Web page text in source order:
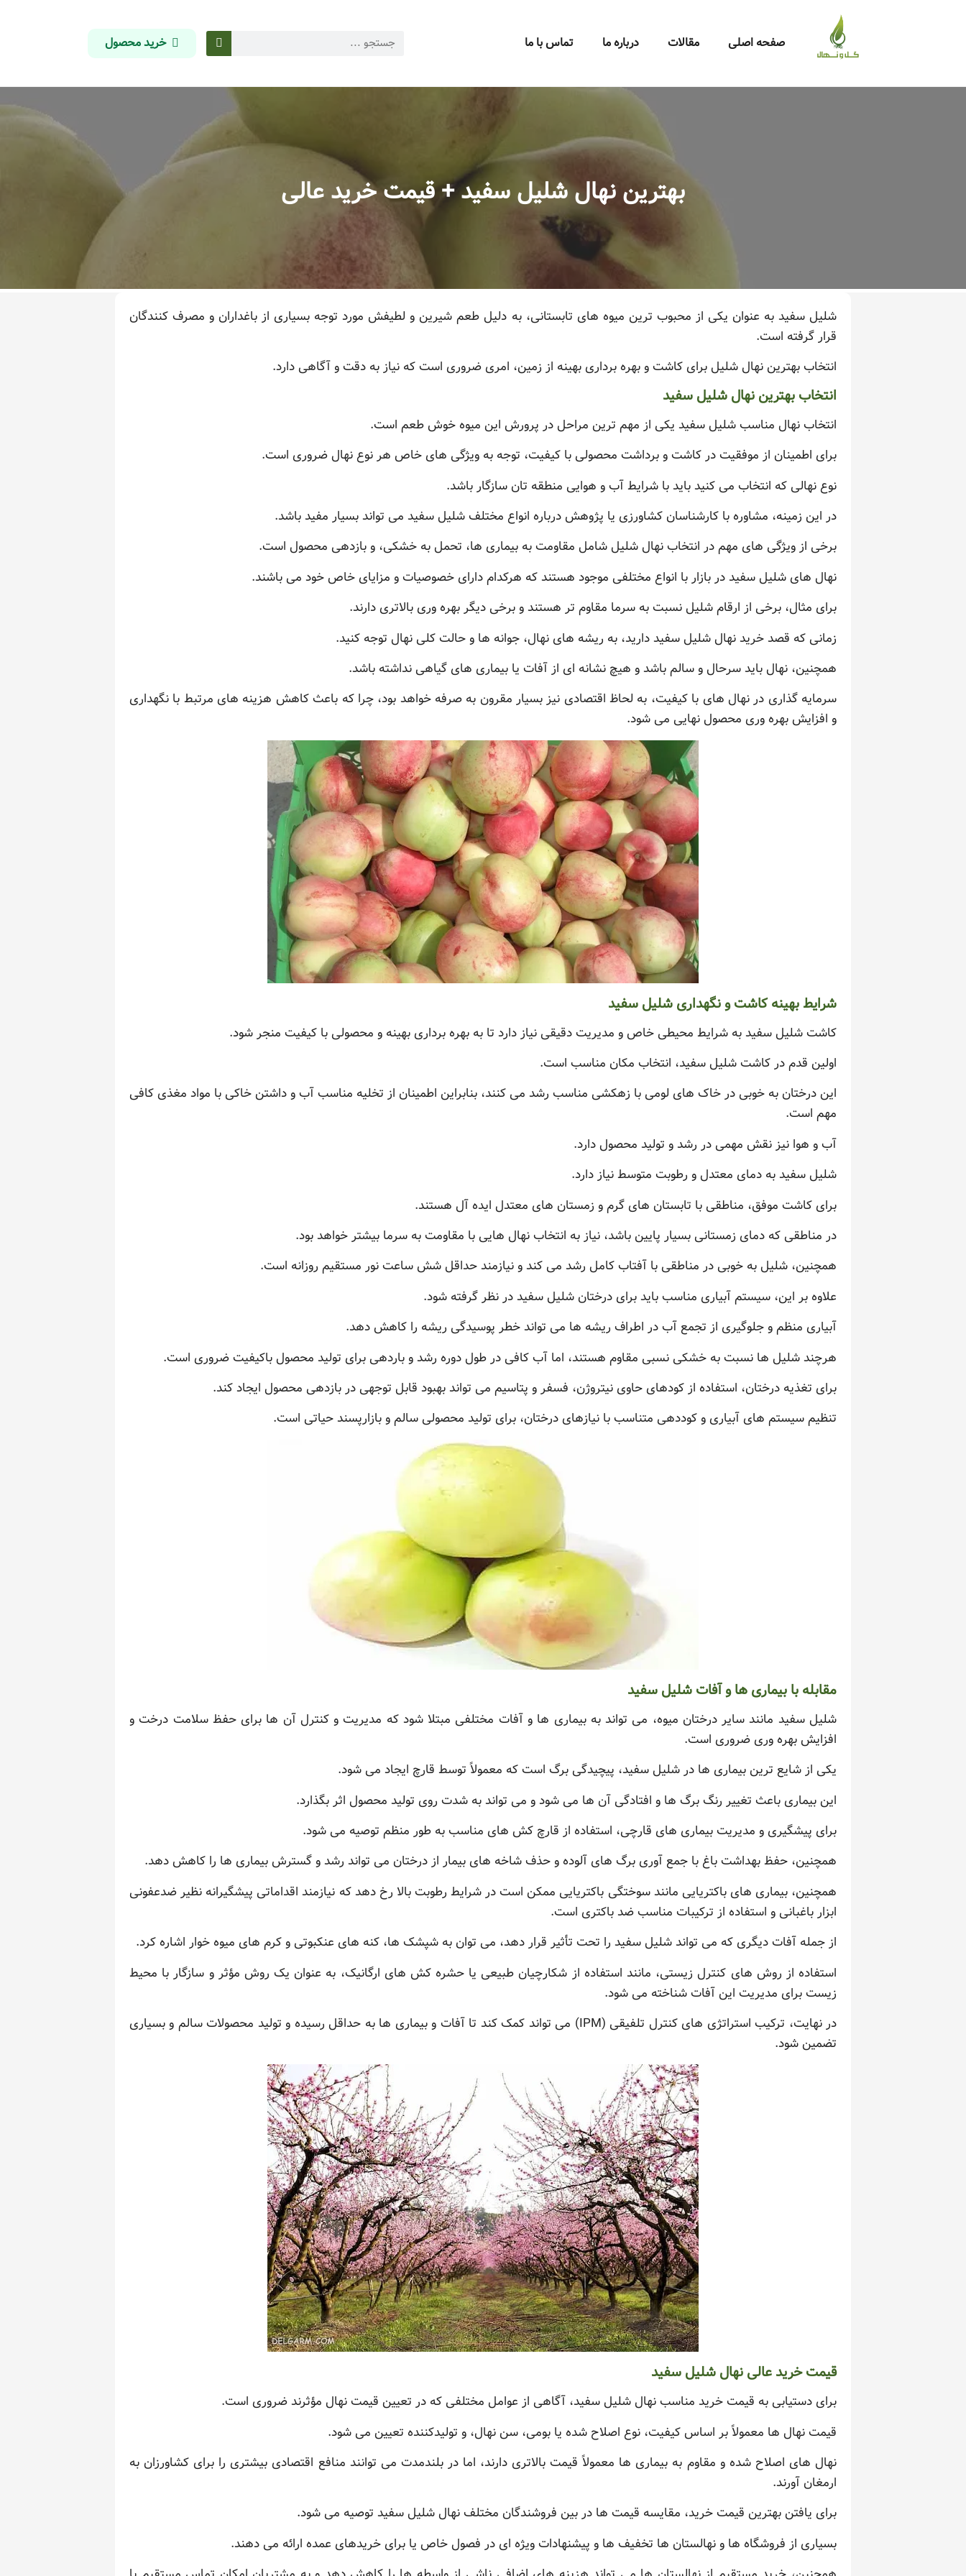
صفحه اصلی مقالات درباره ما تماس با ما خرید محصول
بهترین نهال شلیل سفید + قیمت خرید عالی
شلیل سفید به عنوان یکی از محبوب ترین میوه های تابستانی، به دلیل طعم شیرین و لطیفش مورد توجه بسیاری از باغداران و مصرف کنندگان
قرار گرفته است.
انتخاب بهترین نهال شلیل برای کاشت و بهره برداری بهینه از زمین، امری ضروری است که نیاز به دقت و آگاهی دارد.
انتخاب بهترین نهال شلیل سفید
انتخاب نهال مناسب شلیل سفید یکی از مهم ترین مراحل در پرورش این میوه خوش طعم است.
برای اطمینان از موفقیت در کاشت و برداشت محصولی با کیفیت، توجه به ویژگی های خاص هر نوع نهال ضروری است.
نوع نهالی که انتخاب می کنید باید با شرایط آب و هوایی منطقه تان سازگار باشد.
در این زمینه، مشاوره با کارشناسان کشاورزی یا پژوهش درباره انواع مختلف شلیل سفید می تواند بسیار مفید باشد.
برخی از ویژگی های مهم در انتخاب نهال شلیل شامل مقاومت به بیماری ها، تحمل به خشکی، و بازدهی محصول است.
نهال های شلیل سفید در بازار با انواع مختلفی موجود هستند که هرکدام دارای خصوصیات و مزایای خاص خود می باشند.
برای مثال، برخی از ارقام شلیل نسبت به سرما مقاوم تر هستند و برخی دیگر بهره وری بالاتری دارند.
زمانی که قصد خرید نهال شلیل سفید دارید، به ریشه های نهال، جوانه ها و حالت کلی نهال توجه کنید.
همچنین، نهال باید سرحال و سالم باشد و هیچ نشانه ای از آفات یا بیماری های گیاهی نداشته باشد.
سرمایه گذاری در نهال های با کیفیت، به لحاظ اقتصادی نیز بسیار مقرون به صرفه خواهد بود، چرا که باعث کاهش هزینه های مرتبط با نگهداری
و افزایش بهره وری محصول نهایی می شود.
شرایط بهینه کاشت و نگهداری شلیل سفید
کاشت شلیل سفید به شرایط محیطی خاص و مدیریت دقیقی نیاز دارد تا به بهره برداری بهینه و محصولی با کیفیت منجر شود.
اولین قدم در کاشت شلیل سفید، انتخاب مکان مناسب است.
این درختان به خوبی در خاک های لومی با زهکشی مناسب رشد می کنند، بنابراین اطمینان از تخلیه مناسب آب و داشتن خاکی با مواد مغذی کافی
مهم است.
آب و هوا نیز نقش مهمی در رشد و تولید محصول دارد.
شلیل سفید به دمای معتدل و رطوبت متوسط نیاز دارد.
برای کاشت موفق، مناطقی با تابستان های گرم و زمستان های معتدل ایده آل هستند.
در مناطقی که دمای زمستانی بسیار پایین باشد، نیاز به انتخاب نهال هایی با مقاومت به سرما بیشتر خواهد بود.
همچنین، شلیل به خوبی در مناطقی با آفتاب کامل رشد می کند و نیازمند حداقل شش ساعت نور مستقیم روزانه است.
علاوه بر این، سیستم آبیاری مناسب باید برای درختان شلیل سفید در نظر گرفته شود.
آبیاری منظم و جلوگیری از تجمع آب در اطراف ریشه ها می تواند خطر پوسیدگی ریشه را کاهش دهد.
هرچند شلیل ها نسبت به خشکی نسبی مقاوم هستند، اما آب کافی در طول دوره رشد و باردهی برای تولید محصول باکیفیت ضروری است.
برای تغذیه درختان، استفاده از کودهای حاوی نیتروژن، فسفر و پتاسیم می تواند بهبود قابل توجهی در بازدهی محصول ایجاد کند.
تنظیم سیستم های آبیاری و کوددهی متناسب با نیازهای درختان، برای تولید محصولی سالم و بازارپسند حیاتی است.
مقابله با بیماری ها و آفات شلیل سفید
شلیل سفید مانند سایر درختان میوه، می تواند به بیماری ها و آفات مختلفی مبتلا شود که مدیریت و کنترل آن ها برای حفظ سلامت درخت و
افزایش بهره وری ضروری است.
یکی از شایع ترین بیماری ها در شلیل سفید، پیچیدگی برگ است که معمولاً توسط قارچ ایجاد می شود.
این بیماری باعث تغییر رنگ برگ ها و افتادگی آن ها می شود و می تواند به شدت روی تولید محصول اثر بگذارد.
برای پیشگیری و مدیریت بیماری های قارچی، استفاده از قارچ کش های مناسب به طور منظم توصیه می شود.
همچنین، حفظ بهداشت باغ با جمع آوری برگ های آلوده و حذف شاخه های بیمار از درختان می تواند رشد و گسترش بیماری ها را کاهش دهد.
همچنین، بیماری های باکتریایی مانند سوختگی باکتریایی ممکن است در شرایط رطوبت بالا رخ دهد که نیازمند اقداماتی پیشگیرانه نظیر ضدعفونی
ابزار باغبانی و استفاده از ترکیبات مناسب ضد باکتری است.
از جمله آفات دیگری که می تواند شلیل سفید را تحت تأثیر قرار دهد، می توان به شپشک ها، کنه های عنکبوتی و کرم های میوه خوار اشاره کرد.
استفاده از روش های کنترل زیستی، مانند استفاده از شکارچیان طبیعی یا حشره کش های ارگانیک، به عنوان یک روش مؤثر و سازگار با محیط
زیست برای مدیریت این آفات شناخته می شود.
در نهایت، ترکیب استراتژی های کنترل تلفیقی (IPM) می تواند کمک کند تا آفات و بیماری ها به حداقل رسیده و تولید محصولات سالم و بسیاری
تضمین شود.
قیمت خرید عالی نهال شلیل سفید
برای دستیابی به قیمت خرید مناسب نهال شلیل سفید، آگاهی از عوامل مختلفی که در تعیین قیمت نهال مؤثرند ضروری است.
قیمت نهال ها معمولاً بر اساس کیفیت، نوع اصلاح شده یا بومی، سن نهال، و تولیدکننده تعیین می شود.
نهال های اصلاح شده و مقاوم به بیماری ها معمولاً قیمت بالاتری دارند، اما در بلندمدت می توانند منافع اقتصادی بیشتری را برای کشاورزان به
ارمغان آورند.
برای یافتن بهترین قیمت خرید، مقایسه قیمت ها در بین فروشندگان مختلف نهال شلیل سفید توصیه می شود.
بسیاری از فروشگاه ها و نهالستان ها تخفیف ها و پیشنهادات ویژه ای در فصول خاص یا برای خریدهای عمده ارائه می دهند.